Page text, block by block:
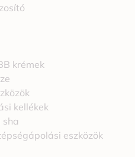
krémek
kellékek
sha
eszközök